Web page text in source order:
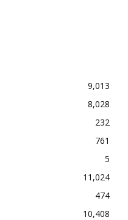
9,013
8,028
232
761
5
11,024
474
10,408